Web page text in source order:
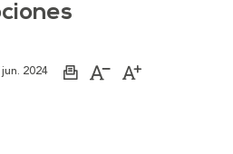
2024
ImprimirAumentarDisminuir